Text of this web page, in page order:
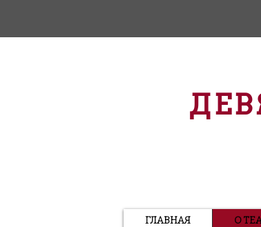
ГЛАВНАЯ О